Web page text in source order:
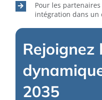
Pour les
intégration dans un
Rejoignez
2035